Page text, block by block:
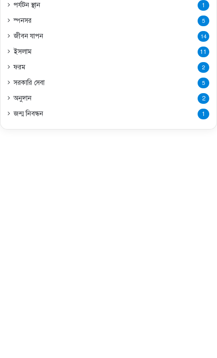
পর্যটন স্থান 1
স্পনসর 5
জীবন যাপন 14
ইসলাম 11
ফরম 2
সরকারি সেবা 5
অনুদান 2
জন্ম নিবন্ধন 1